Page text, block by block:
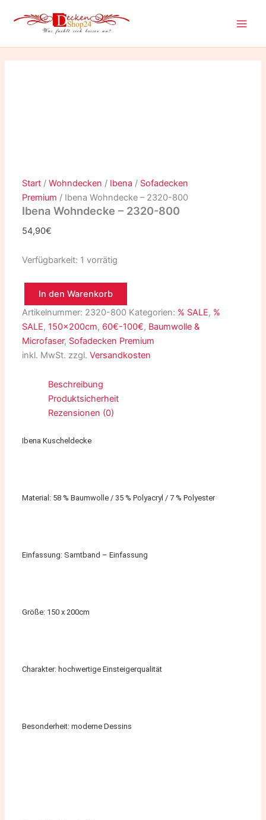
Inhalt
Start /Wohndecken / Ibena / Sofadecken
Premium / Ibena Wohndecke – 2320-800
Ibena Wohndecke – 2320-800
54,90€
Verfügbarkeit: 1 vorrätig
Wohndecke
In den Warenkorb
Artikelnummer: 2320-800 Kategorien: % SALE, %
SALE,150x200cm, 60€-100€, Baumwolle &
Microfaser, Sofadecken Premium
inkl. MwSt. zzgl.Versandkosten
Beschreibung
Produktsicherheit
Rezensionen (0)
Ibena Kuscheldecke
Material: 58 % Baumwolle / 35 % Polyacryl / 7 % Polyester
Einfassung: Samtband – Einfassung
Größe: 150 x 200cm
Charakter: hochwertige Einsteigerqualität
Besonderheit: moderne Dessins
mehrere
Varianten
gewählt
werden